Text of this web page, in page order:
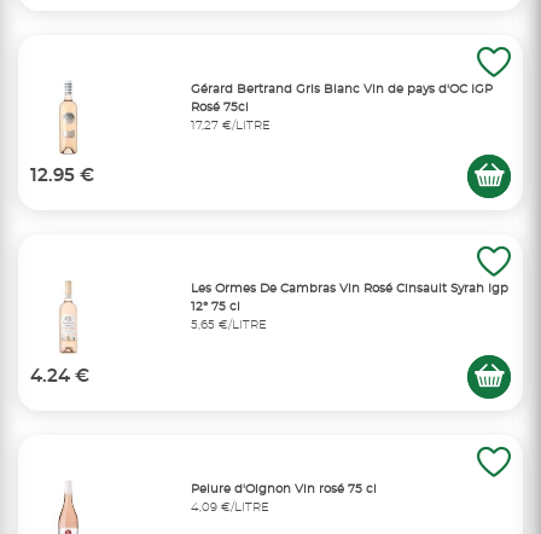
Gérard Bertrand Gris Blanc Vin de pays d'OC IGP
Rosé 75cl
17,27 €/LITRE
12.95 €
Les Ormes De Cambras Vin Rosé Cinsault Syrah Igp
12° 75 cl
5,65 €/LITRE
4.24 €
Pelure d'Oignon Vin rosé 75 cl
4,09 €/LITRE